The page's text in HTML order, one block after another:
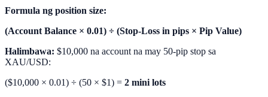
Formula ng position size:
(Account Balance × 0.01) ÷ (Stop-Loss in pips × Pip Value)
Halimbawa: $10,000 na account na may 50-pip stop sa
XAU/USD:
($10,000 × 0.01) ÷ (50 × $1) = 2 mini lots